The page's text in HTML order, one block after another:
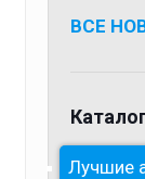
ВСЕ
Лучшие